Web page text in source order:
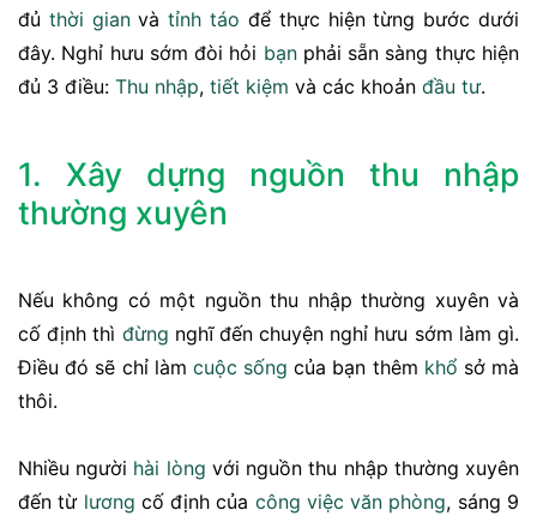
đủ thời gianvàtỉnh táo để thực hiện từng bước dưới
đây. Nghỉ hưu sớm đòi hỏi bạnphải sẵn sàng thực hiện
đủ 3 điều: Thu nhập, tiết kiệm và các khoản đầu tư.
1. Xây dựng nguồn thu nhập
thường xuyên
Nếu không có một nguồn thu nhập thường xuyên và
cố định thì đừng nghĩ đến chuyện nghỉ hưu sớm làm gì.
Điều đó sẽ chỉ làm cuộc sống của bạn thêm khổ sở mà
thôi.
Nhiều người hài lòng với nguồn thu nhập thường xuyên
đến từ lương cố định của công việc văn phòng, sáng 9